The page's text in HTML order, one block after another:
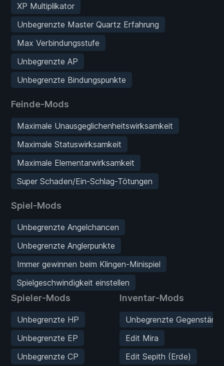
XP Multiplikator
Unbegrenzte Master Quartz Erfahrung
Max Verbindungsstufe
Unbegrenzte AP
Unbegrenzte Bindungspunkte
Feinde-Mods
Maximale Unausgeglichenheitswirksamkeit
Maximale Statuswirksamkeit
Maximale Elementarwirksamkeit
Super Schaden/Ein-Schlag-Tötungen
Spiel-Mods
Unbegrenzte Angelchancen
Unbegrenzte Anglerpunkte
Immer gewinnen beim Klingen-Minispiel
Spielgeschwindigkeit einstellen
Spieler-Mods
Unbegrenzte HP
Unbegrenzte EP
Unbegrenzte CP
Inventar-Mods
Unbegrenzte
Edit Mira
Edit Sepith (Erde)